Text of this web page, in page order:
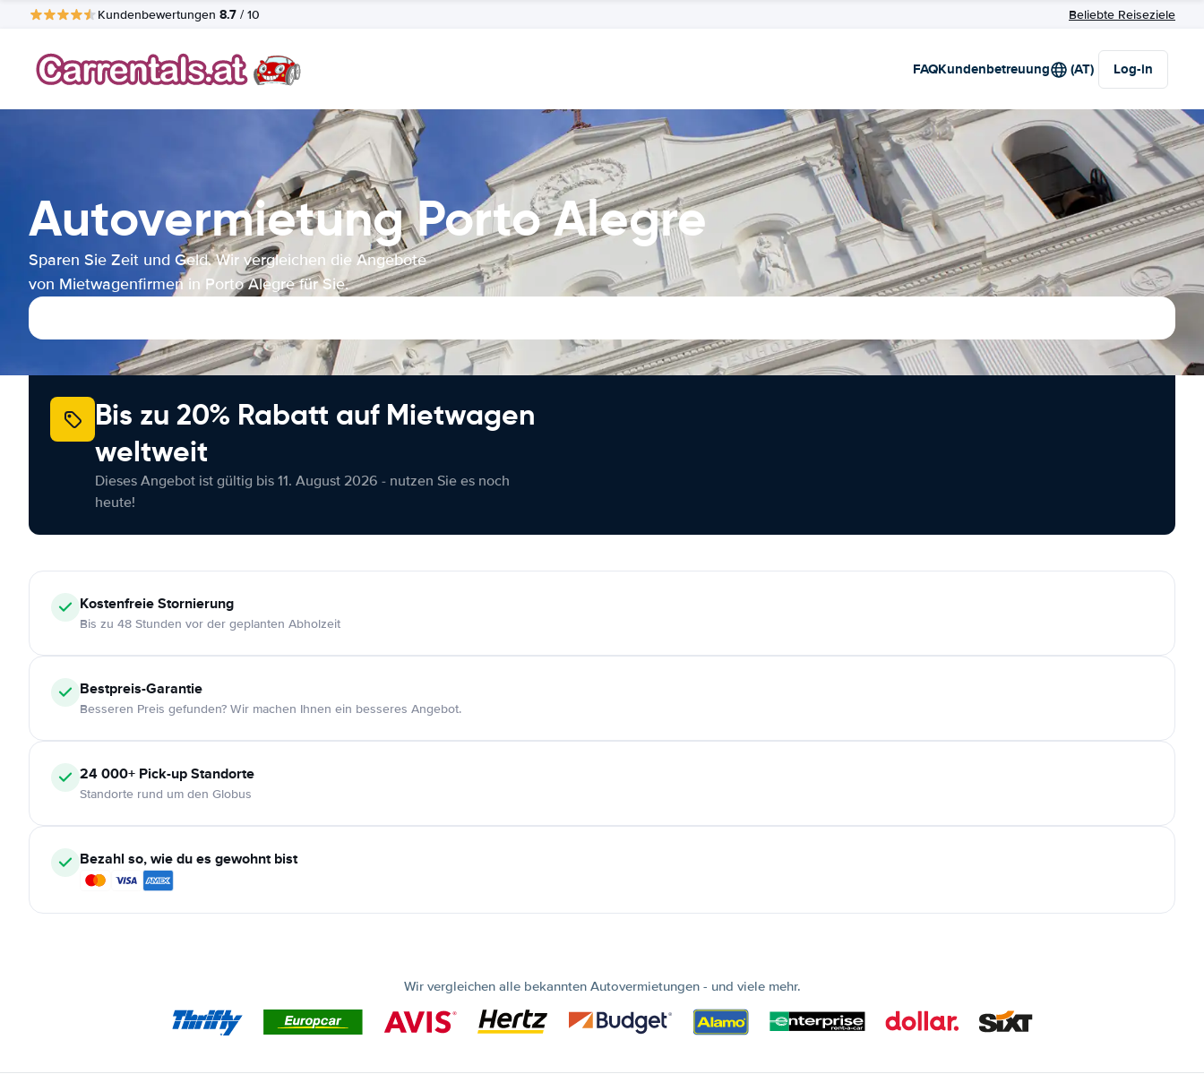
Kundenbewertungen 8.7 / 10 Beliebte Reiseziele
FAQKundenbetreuung (AT) Log-in
Autovermietung Porto Alegre
Sparen Sie Zeit und Geld. Wir vergleichen die Angebote
von Mietwagenfirmen in Porto Alegre für Sie.
Bis zu 20% Rabatt auf Mietwagen
weltweit
Dieses Angebot ist gültig bis 11. August 2026 - nutzen Sie es noch
heute!
KostenfreieStornierung
Bis zu 48 Stunden vor der geplanten Abholzeit
Bestpreis-Garantie
Besseren Preis gefunden? Wir machen Ihnen ein besseres Angebot.
24 000+ Pick-up Standorte
Standorte rund um den Globus
Bezahl so, wie du es gewohnt bist
Wir vergleichen alle bekannten Autovermietungen - und viele mehr.